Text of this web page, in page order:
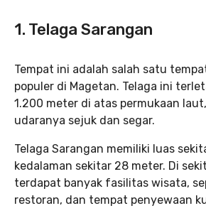
1. Telaga Sarangan
Tempat ini adalah salah satu
populer di Magetan. Telaga ini
1.200 meter di atas permukaan
udaranya sejuk dan segar.
Telaga Sarangan memiliki luas
kedalaman sekitar 28 meter. Di
terdapat banyak fasilitas wisata,
restoran, dan tempat penyewaan